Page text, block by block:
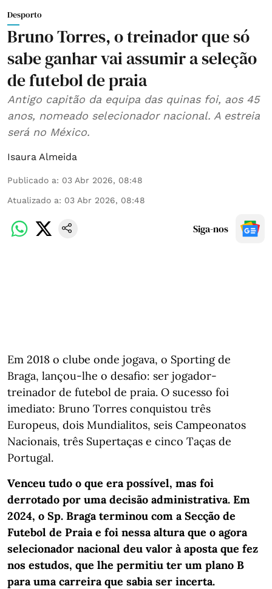
Desporto
Bruno Torres, o treinador que só
sabe ganhar vai assumir a seleção
de futebol de praia
Antigo capitão da equipa das quinas foi, aos 45
anos, nomeado selecionador nacional. A estreia
será no México.
Isaura Almeida
Publicado a: 03 Abr 2026, 08:48
Atualizado a: 03 Abr 2026, 08:48
Siga-nos
Em 2018 o clube onde jogava, o Sporting de
Braga, lançou-lhe o desafio: ser jogador-
treinador de futebol de praia. O sucesso foi
imediato: Bruno Torres conquistou três
Europeus, dois Mundialitos, seis Campeonatos
Nacionais, três Supertaças e cinco Taças de
Portugal.
Venceu tudo o que era possível, mas foi
derrotado por uma decisão administrativa. Em
2024, o Sp. Braga terminou com a Secção de
Futebol de Praia e foi nessa altura que o agora
selecionador nacional deu valor à aposta que fez
nos estudos, que lhe permitiu ter um plano B
para uma carreira que sabia ser incerta.